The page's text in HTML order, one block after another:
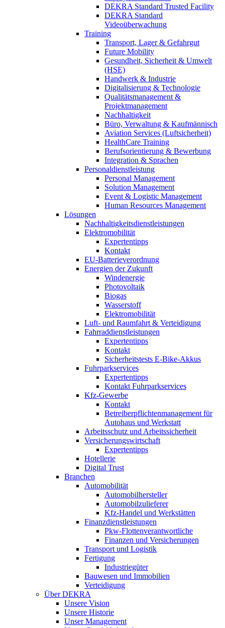
DEKRA Standard Trusted Facility
DEKRA Standard
Videoüberwachung
Training
Transport, Lager & Gefahrgut
Future Mobility
Gesundheit, Sicherheit & Umwelt
(HSE)
Handwerk & Industrie
Digitalisierung & Technologie
Qualitätsmanagement &
Projektmanagement
Nachhaltigkeit
Büro, Verwaltung & Kaufmännisch
Aviation Services (Luftsicherheit)
HealthCare Training
Berufsorientierung & Bewerbung
Integration & Sprachen
Personaldienstleistung
Personal Management
Solution Management
Event & Logistic Management
Human Resources Management
Lösungen
Nachhaltigkeitsdienstleistungen
Elektromobilität
Expertentipps
Kontakt
EU-Batterieverordnung
Energien der Zukunft
Windenergie
Photovoltaik
Biogas
Wasserstoff
Elektromobilität
Luft- und Raumfahrt & Verteidigung
Fahrraddienstleistungen
Expertentipps
Kontakt
Sicherheitstests E-Bike-Akkus
Fuhrparkservices
Expertentipps
Kontakt Fuhrparkservices
Kfz-Gewerbe
Kontakt
Betreiberpflichtenmanagement für
Autohaus und Werkstatt
Arbeitsschutz und Arbeitssicherheit
Versicherungswirtschaft
Expertentipps
Hotellerie
Digital Trust
Branchen
Automobilität
Automobilhersteller
Automobilzulieferer
Kfz-Handel und Werkstätten
Finanzdienstleistungen
Pkw‑Flottenverantwortliche
Finanzen und Versicherungen
Transport und Logistik
Fertigung
Industriegüter
Bauwesen und Immobilien
Verteidigung
Über DEKRA
Unsere Vision
Unsere Historie
Unser Management